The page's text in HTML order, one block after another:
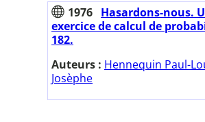
1976 Hasardons-nous.
exercice de calcul de
182.
Auteurs : Hennequin Paul-
Josèphe